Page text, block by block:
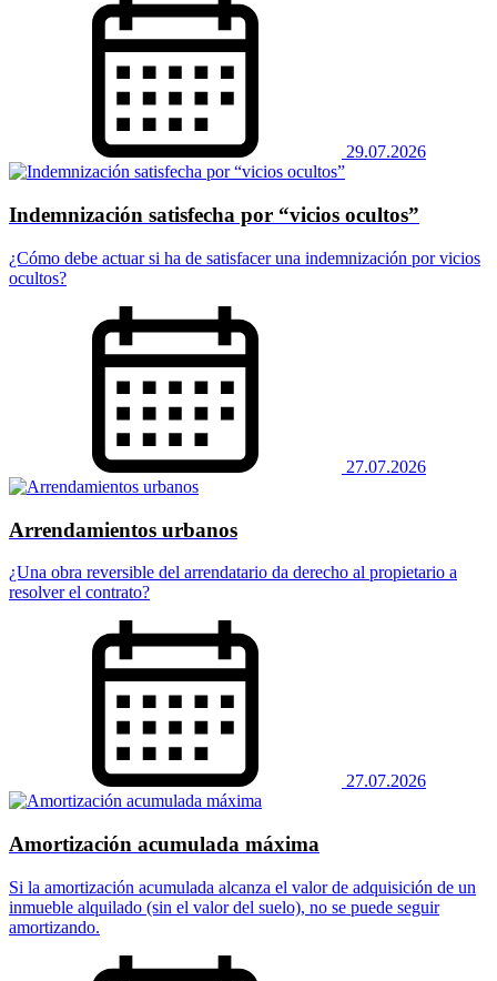
29.07.2026
Indemnización satisfecha por “vicios ocultos”
¿Cómo debe actuar si ha de satisfacer una indemnización por vicios
ocultos?
27.07.2026
Arrendamientos urbanos
¿Una obra reversible del arrendatario da derecho al propietario a
resolver el contrato?
27.07.2026
Amortización acumulada máxima
Si la amortización acumulada alcanza el valor de adquisición de un
inmueble alquilado (sin el valor del suelo), no se puede seguir
amortizando.